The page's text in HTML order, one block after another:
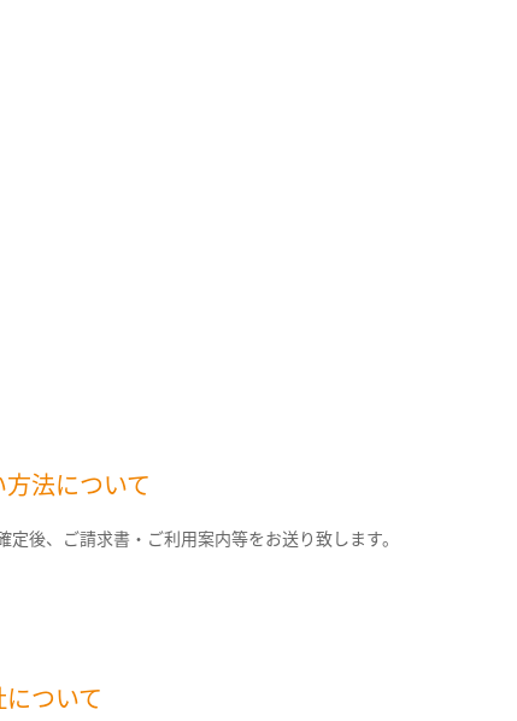
法について
定後、ご請求書・ご利用案内等をお送り致します。
ついて